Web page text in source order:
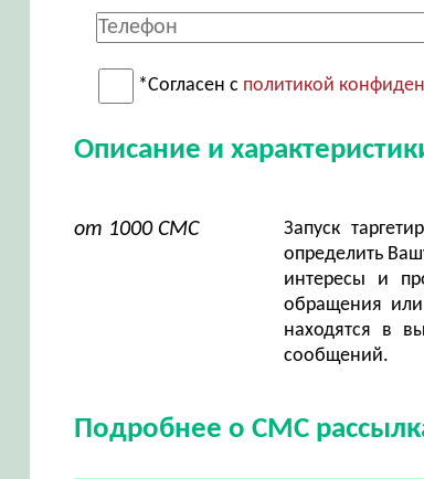
*Согласен с политикой
Описание и
от 1000 СМС
Запуск
определить
интересы и
обращения
находятся в
сообщений.
Подробнее о СМС